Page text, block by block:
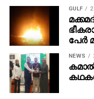
GULF
പേര്‍
NEWS